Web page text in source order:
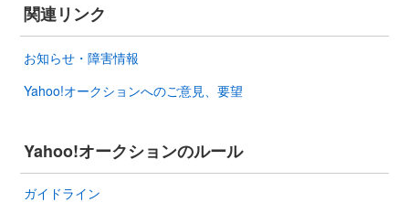
関連リンク
お知らせ・障害情報
Yahoo!オークションへのご意見、要望
Yahoo!オークションのルール
ガイドライン